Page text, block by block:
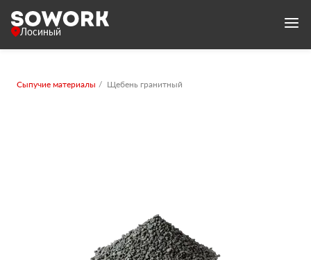
Лосиный
Сыпучие материалы Щебень гранитный